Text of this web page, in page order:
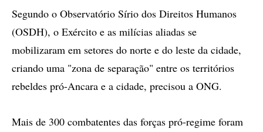
Segundo o Observatório Sírio dos Direitos Humanos
(OSDH), o Exército e as milícias aliadas se
mobilizaram em setores do norte e do leste da cidade,
criando uma "zona de separação" entre os territórios
rebeldes pró-Ancara e a cidade, precisou a ONG.
Mais de 300 combatentes das forças pró-regime foram